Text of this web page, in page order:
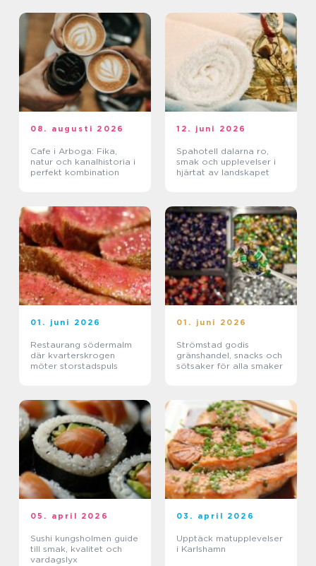
08. augusti 2026
Cafe i Arboga: Fika,
natur och kanalhistoria i
perfekt kombination
12. juni 2026
Spahotell dalarna ro,
smak och upplevelser i
hjärtat av landskapet
01. juni 2026
Restaurang södermalm
där kvarterskrogen
möter storstadspuls
01. juni 2026
Strömstad godis
gränshandel, snacks och
sötsaker för alla smaker
05. april 2026
Sushi kungsholmen guide
till smak, kvalitet och
vardagslyx
03. april 2026
Upptäck matupplevelser
i Karlshamn